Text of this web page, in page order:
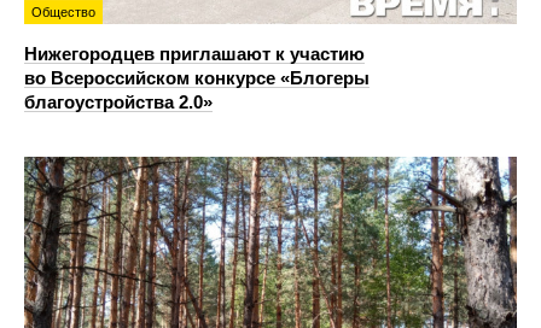
Общество
Нижегородцев приглашают к участию
во Всероссийском конкурсе «Блогеры
благоустройства 2.0»